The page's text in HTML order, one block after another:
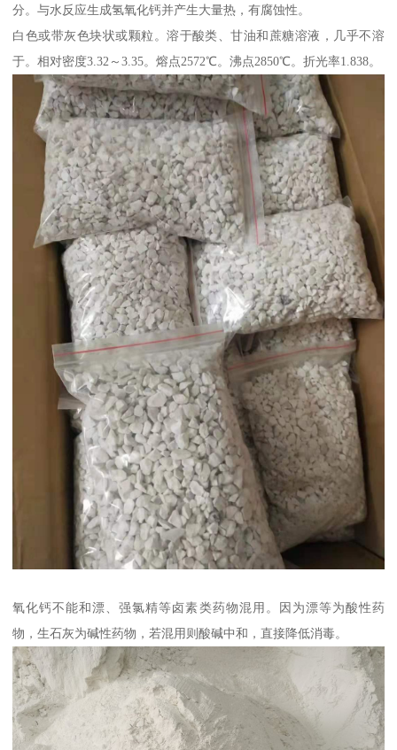
分。与水反应生成氢氧化钙并产生大量热，有腐蚀性。
白色或带灰色块状或颗粒。溶于酸类、甘油和蔗糖溶液，几乎不溶
于。相对密度3.32～3.35。熔点2572℃。沸点2850℃。折光率1.838。
氧化钙不能和漂、强氯精等卤素类药物混用。因为漂等为酸性药
物，生石灰为碱性药物，若混用则酸碱中和，直接降低消毒。